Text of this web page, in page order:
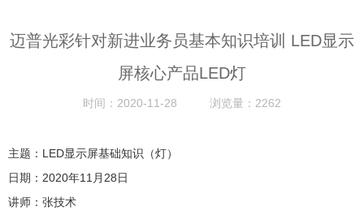
迈普光彩针对新进业务员基本知识培训 LED显示
屏核心产品LED灯
时间： 2020-11-28 浏览量： 2262
主题：LED显示屏基础知识（灯）
日期：2020年11月28日
讲师：张技术